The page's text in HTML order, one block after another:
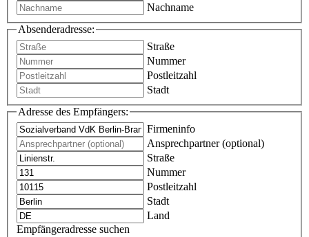
Nachname
Absenderadresse:
Straße
Nummer
Postleitzahl
Stadt
Adresse des Empfängers:
Firmeninfo
Ansprechpartner (optional)
Straße
Nummer
Postleitzahl
Stadt
Land
Empfängeradresse suchen